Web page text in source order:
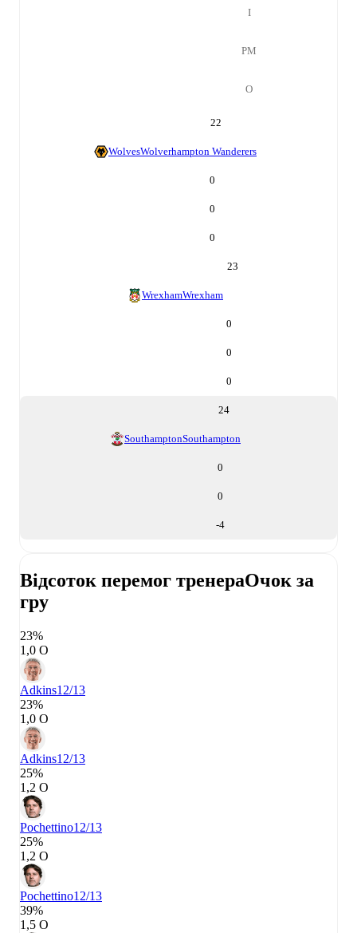
І
РМ
О
22
WolvesWolverhampton Wanderers
0
0
0
23
WrexhamWrexham
0
0
0
24
SouthamptonSouthampton
0
0
-4
Відсоток перемог тренераОчок за
гру
23%
1,0 О
Adkins12/13
23%
1,0 О
Adkins12/13
25%
1,2 О
Pochettino12/13
25%
1,2 О
Pochettino12/13
39%
1,5 О